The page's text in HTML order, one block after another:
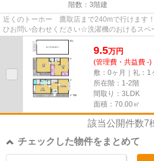
階数：3階建
近くのトーホー 鷹取店まで240mで行けます
ひお問い合わせください☆洗濯機のおけるスペ
物件☆納戸付きで3LDKの部屋はこ...
9.5万円
(管理費・共益費 -)
敷：0ヶ月｜礼：1
所在階：1-2階
間取り：3LDK
面積：70.00㎡
該当公開件数7
チェックした物件をまとめて